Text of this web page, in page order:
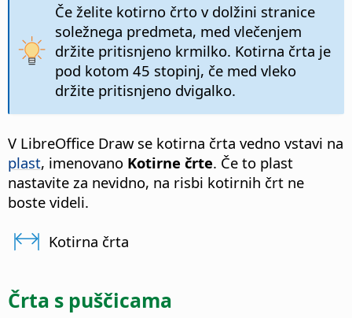
Če želite kotirno črto v dolžini stranice
soležnega predmeta, med vlečenjem
držite pritisnjeno krmilko. Kotirna črta je
pod kotom 45 stopinj, če med vleko
držite pritisnjeno dvigalko.
V LibreOffice Draw se kotirna črta vedno vstavi na
plast, imenovano Kotirne črte. Če to plast
nastavite za nevidno, na risbi kotirnih črt ne
boste videli.
Kotirna črta
Črta s puščicama